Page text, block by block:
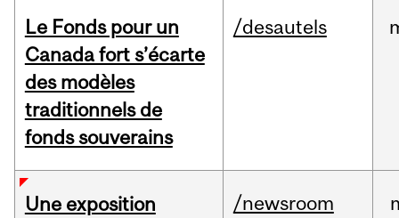
Le Fonds pour un
Canada fort s’écarte
des modèles
traditionnels de
fonds souverains
/desautels
Une exposition
/newsroom